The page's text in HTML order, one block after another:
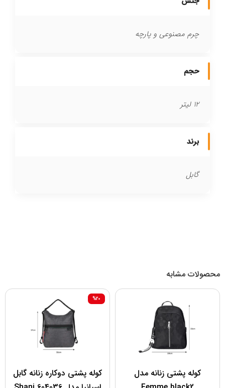
چرم مصنوعی و پارچه
حجم
12 لیتر
برند
گابل
محصولات مشابه
کوله پشتی زنانه مدل
کوله پشتی دوکاره زنانه گابل
%20